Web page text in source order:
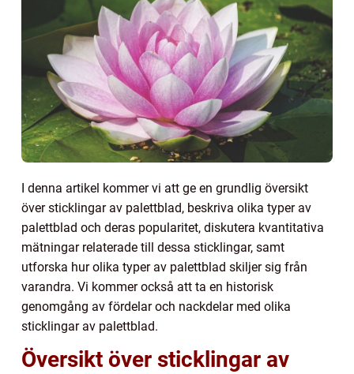
I denna artikel kommer vi att ge en grundlig översikt
över sticklingar av palettblad, beskriva olika typer av
palettblad och deras popularitet, diskutera kvantitativa
mätningar relaterade till dessa sticklingar, samt
utforska hur olika typer av palettblad skiljer sig från
varandra. Vi kommer också att ta en historisk
genomgång av fördelar och nackdelar med olika
sticklingar av palettblad.
Översikt över sticklingar av